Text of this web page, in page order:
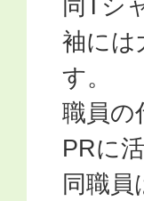
同Tシ
袖には
す。
職員の
PRに
同職